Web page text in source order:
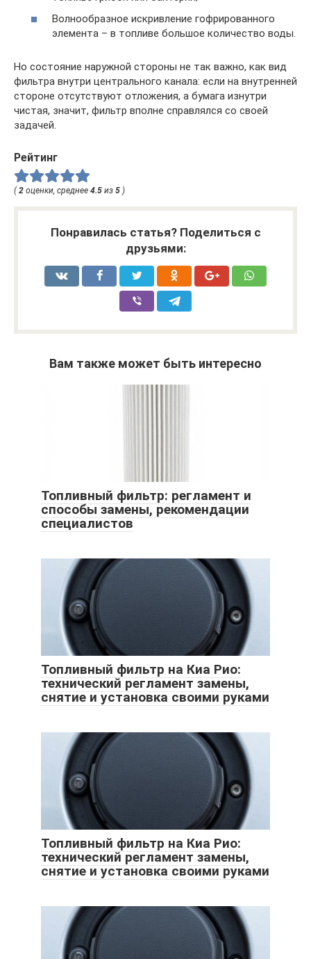
Волнообразное искривление гофрированного
элемента – в топливе большое количество воды.
Но состояние наружной стороны не так важно, как вид
фильтра внутри центрального канала: если на внутренней
стороне отсутствуют отложения, а бумага изнутри
чистая, значит, фильтр вполне справлялся со своей
задачей.
Рейтинг
(2 оценки, среднее 4.5 из 5 )
Понравилась статья? Поделиться с
друзьями:
Вам также может быть интересно
Топливный фильтр: регламент и
способы замены, рекомендации
специалистов
Топливный фильтр на Киа Рио:
технический регламент замены,
снятие и установка своими руками
Топливный фильтр на Киа Рио:
технический регламент замены,
снятие и установка своими руками